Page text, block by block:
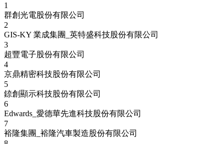
1
群創光電股份有限公司
2
GIS-KY 業成集團_英特盛科技股份有限公司
3
超豐電子股份有限公司
4
京鼎精密科技股份有限公司
5
錼創顯示科技股份有限公司
6
Edwards_愛德華先進科技股份有限公司
7
裕隆集團_裕隆汽車製造股份有限公司